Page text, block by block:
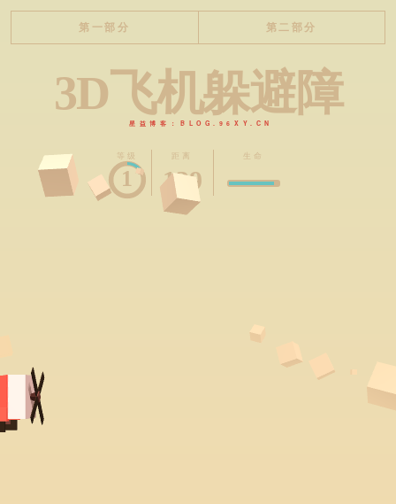
3D飞机躲避障
星益博客：BLOG.96XY.CN
等级
1
距离
144
生命
第一部分 第二部分